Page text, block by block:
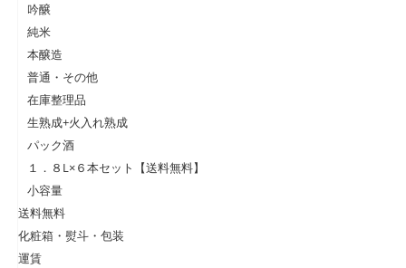
吟醸
純米
本醸造
普通・その他
在庫整理品
生熟成+火入れ熟成
パック酒
１．８L×６本セット【送料無料】
小容量
送料無料
化粧箱・熨斗・包装
運賃